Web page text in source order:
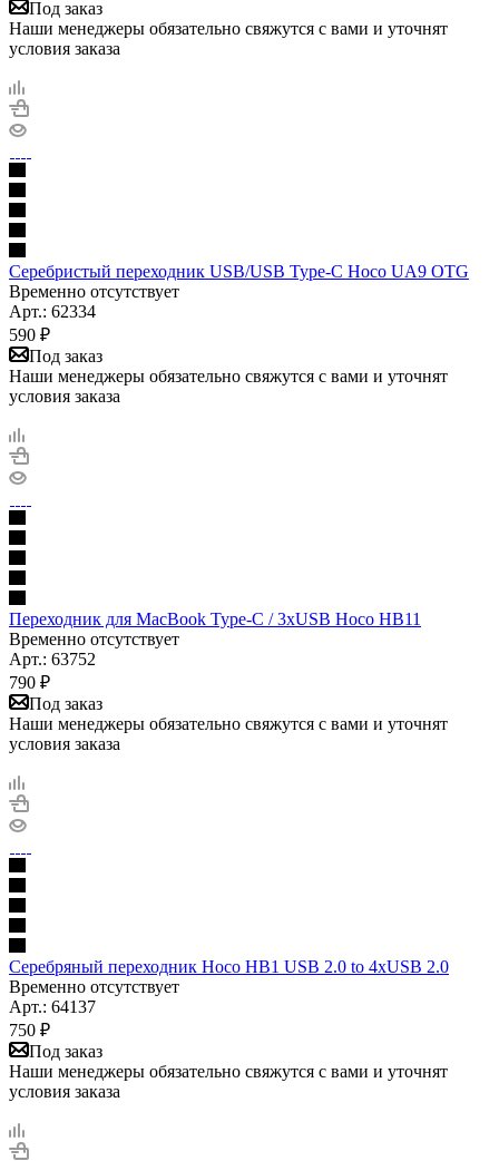
Под заказ
Наши менеджеры обязательно свяжутся с вами и уточнят
условия заказа
Серебристый переходник USB/USB Type-C Hoco UA9 OTG
Временно отсутствует
Арт.: 62334
590 ₽
Под заказ
Наши менеджеры обязательно свяжутся с вами и уточнят
условия заказа
Переходник для MacBook Type-C / 3хUSB Hoco HB11
Временно отсутствует
Арт.: 63752
790 ₽
Под заказ
Наши менеджеры обязательно свяжутся с вами и уточнят
условия заказа
Серебряный переходник Hoco HB1 USB 2.0 to 4xUSB 2.0
Временно отсутствует
Арт.: 64137
750 ₽
Под заказ
Наши менеджеры обязательно свяжутся с вами и уточнят
условия заказа